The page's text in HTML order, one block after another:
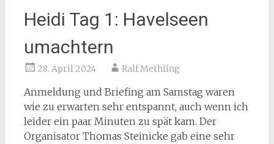
Heidi Tag 1: Havelseen
umachtern
28. April 2024 Ralf Methling
Anmeldung und Briefing am Samstag waren
wie zu erwarten sehr entspannt, auch wenn ich
leider ein paar Minuten zu spät kam. Der
Organisator Thomas Steinicke gab eine sehr